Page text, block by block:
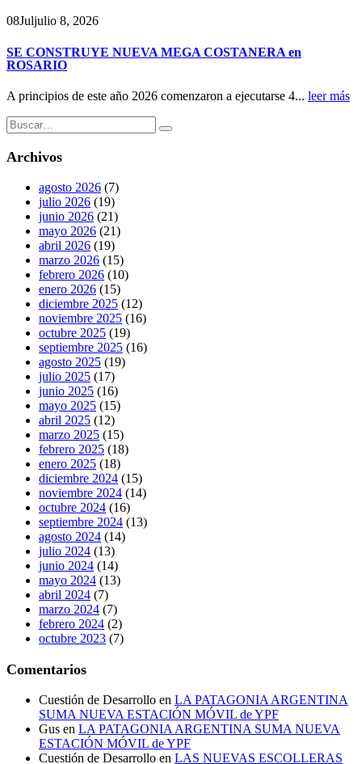
08Juljulio 8, 2026
SE CONSTRUYE NUEVA MEGA COSTANERA en
ROSARIO
A principios de este año 2026 comenzaron a ejecutarse 4... leer más
Archivos
agosto 2026 (7)
julio 2026 (19)
junio 2026 (21)
mayo 2026 (21)
abril 2026 (19)
marzo 2026 (15)
febrero 2026 (10)
enero 2026 (15)
diciembre 2025 (12)
noviembre 2025 (16)
octubre 2025 (19)
septiembre 2025 (16)
agosto 2025 (19)
julio 2025 (17)
junio 2025 (16)
mayo 2025 (15)
abril 2025 (12)
marzo 2025 (15)
febrero 2025 (18)
enero 2025 (18)
diciembre 2024 (15)
noviembre 2024 (14)
octubre 2024 (16)
septiembre 2024 (13)
agosto 2024 (14)
julio 2024 (13)
junio 2024 (14)
mayo 2024 (13)
abril 2024 (7)
marzo 2024 (7)
febrero 2024 (2)
octubre 2023 (7)
Comentarios
Cuestión de Desarrollo en LA PATAGONIA ARGENTINA
SUMA NUEVA ESTACIÓN MÓVIL de YPF
Gus en LA PATAGONIA ARGENTINA SUMA NUEVA
ESTACIÓN MÓVIL de YPF
Cuestión de Desarrollo en LAS NUEVAS ESCOLLERAS